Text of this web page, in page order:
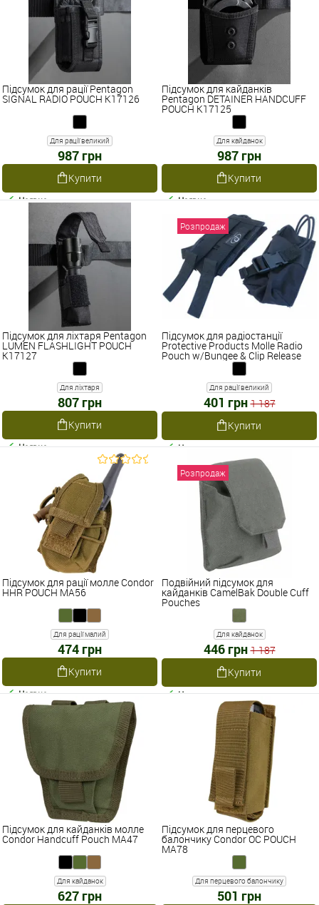
Підсумок для рації Pentagon
SIGNAL RADIO POUCH K17126
Для рації великий
987 грн
Купити
Наявне
Підсумок для кайданків
Pentagon DETAINER HANDCUFF
POUCH K17125
Для кайданок
987 грн
Купити
Наявне
Підсумок для ліхтаря Pentagon
LUMEN FLASHLIGHT POUCH
K17127
Для ліхтаря
807 грн
Купити
Наявне
Розпродаж
Підсумок для радіостанції
Protective Products Molle Radio
Pouch w/Bungee & Clip Release
Для рації великий
401 грн 1 187
Купити
Наявне
Підсумок для рації молле Condor
HHR POUCH MA56
Для рації малий
474 грн
Купити
Наявне
Розпродаж
Подвійний підсумок для
кайданків CamelBak Double Cuff
Pouches
Для кайданок
446 грн 1 187
Купити
Наявне
Підсумок для кайданків молле
Condor Handcuff Pouch MA47
Для кайданок
627 грн
Підсумок для перцевого
балончику Condor OC POUCH
MA78
Для перцевого балончику
501 грн